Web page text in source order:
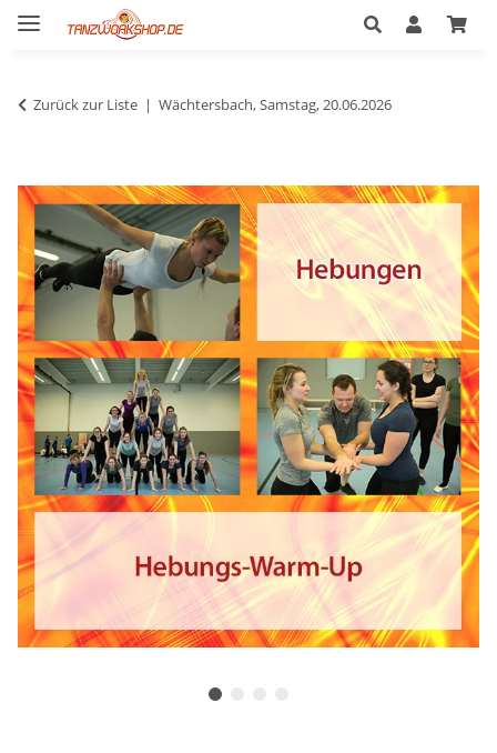
Zurück zur Liste Wächtersbach, Samstag, 20.06.2026